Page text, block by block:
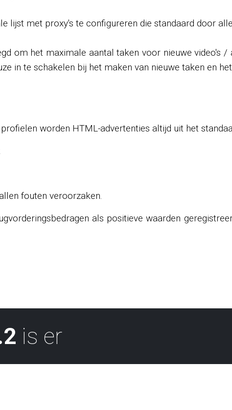
lijst met proxy's te configureren die standaard door
om het maximale aantal taken voor nieuwe video's
in te schakelen bij het maken van nieuwe taken en
worden HTML-advertenties altijd uit het
fouten veroorzaken.
als positieve waarden
is er